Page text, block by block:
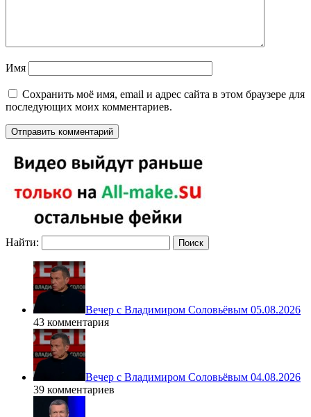
Имя
Сохранить моё имя, email и адрес сайта в этом браузере для
последующих моих комментариев.
Найти:
Вечер с Владимиром Соловьёвым 05.08.2026
43 комментария
Вечер с Владимиром Соловьёвым 04.08.2026
39 комментариев